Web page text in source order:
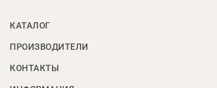
КАТАЛОГ
ПРОИЗВОДИТЕЛИ
КОНТАКТЫ